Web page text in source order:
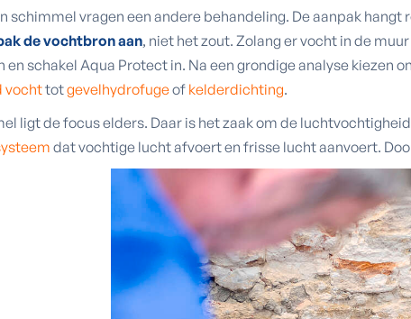
schimmel vragen een andere behandeling. De aanpak hangt
de vochtbron aan, niet het zout. Zolang er vocht in de
en schakel Aqua Protect in. Na een grondige analyse kiezen
vochttotgevelhydrofugeof kelderdichting.
ligt de focus elders. Daar is het zaak om de
dat vochtige lucht afvoert en frisse lucht aanvoert.